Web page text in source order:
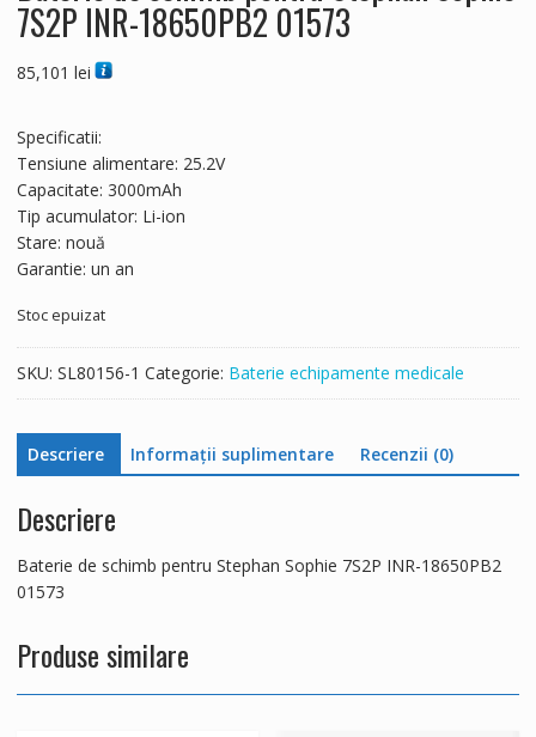
7S2P INR-18650PB2 01573
85,101 lei
Specificatii:
Tensiune alimentare: 25.2V
Capacitate: 3000mAh
Tip acumulator: Li-ion
Stare: nouă
Garantie: un an
Stoc epuizat
SKU: SL80156-1 Categorie: Baterie echipamente medicale
Descriere Informații suplimentare Recenzii (0)
Descriere
Baterie de schimb pentru Stephan Sophie 7S2P INR-18650PB2
01573
Produse similare